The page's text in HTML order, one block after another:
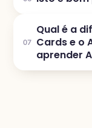
07
Qual é a
Cards e o
aprender